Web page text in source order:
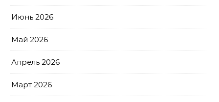
Июнь 2026
Май 2026
Апрель 2026
Март 2026